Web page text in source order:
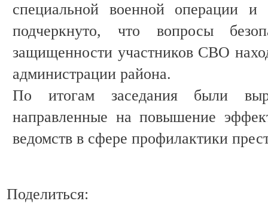
специальной военной операции
подчеркнуто, что вопросы
защищенности участников СВО
администрации района.
По итогам заседания были
направленные на повышение
ведомств в сфере профилактики
Поделиться: